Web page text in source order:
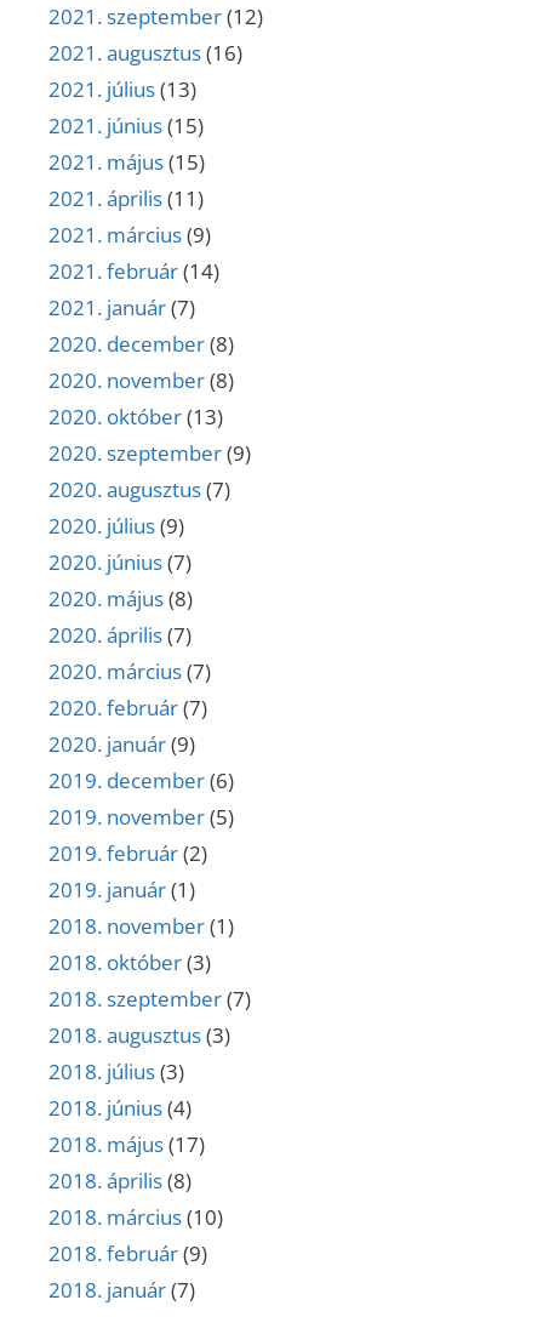
2021. szeptember(12)
2021. augusztus(16)
2021. július(13)
2021. június(15)
2021. május(15)
2021. április(11)
2021. március(9)
2021. február(14)
2021. január(7)
2020. december(8)
2020. november(8)
2020. október(13)
2020. szeptember(9)
2020. augusztus(7)
2020. július(9)
2020. június(7)
2020. május(8)
2020. április(7)
2020. március(7)
2020. február(7)
2020. január(9)
2019. december(6)
2019. november(5)
2019. február(2)
2019. január(1)
2018. november(1)
2018. október(3)
2018. szeptember(7)
2018. augusztus(3)
2018. július(3)
2018. június(4)
2018. május(17)
2018. április(8)
2018. március(10)
2018. február(9)
2018. január(7)